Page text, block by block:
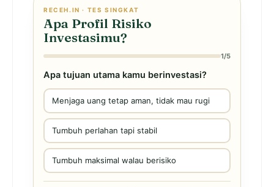
RECEH.IN · TES SINGKAT
Apa Profil Risiko
Investasimu?
1/5
Apa tujuan utama kamu berinvestasi?
Menjaga uang tetap aman, tidak mau rugi
Tumbuh perlahan tapi stabil
Tumbuh maksimal walau berisiko